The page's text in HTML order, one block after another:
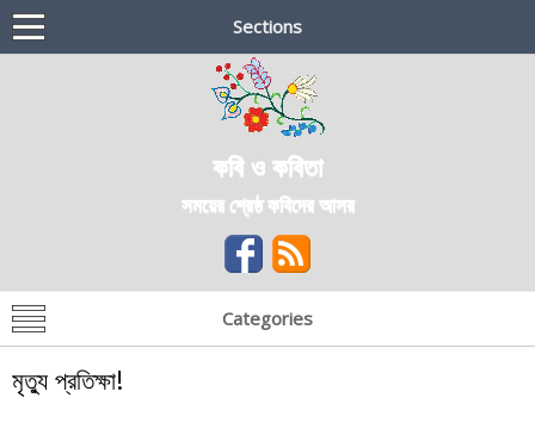
Sections
কবি ও কবিতা
সময়ের শ্রেষ্ঠ কবিদের আসর
Categories
মৃত্যু প্রতিক্ষা!